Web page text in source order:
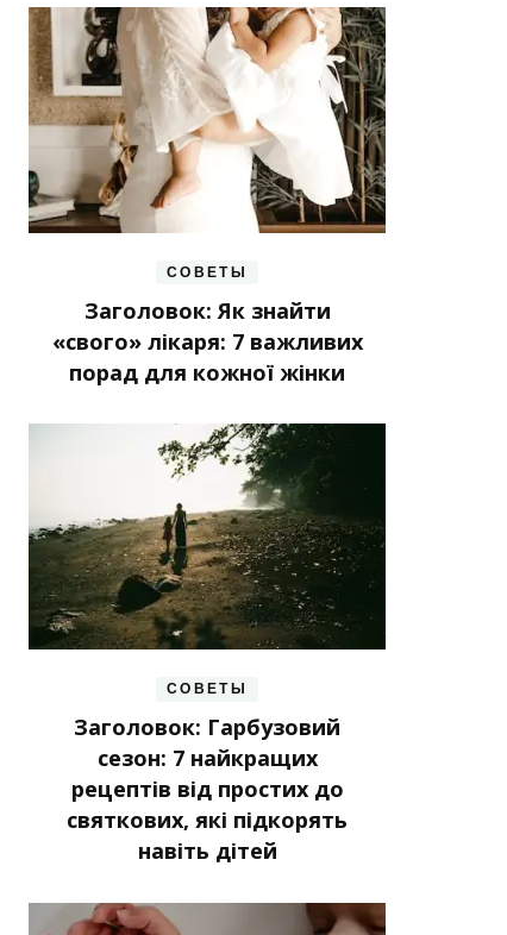
СОВЕТЫ
Заголовок: Як знайти
«свого» лікаря: 7 важливих
порад для кожної жінки
СОВЕТЫ
Заголовок: Гарбузовий
сезон: 7 найкращих
рецептів від простих до
святкових, які підкорять
навіть дітей